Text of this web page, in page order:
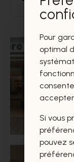
Pour
optimal
accepter
Si vous
pouvez